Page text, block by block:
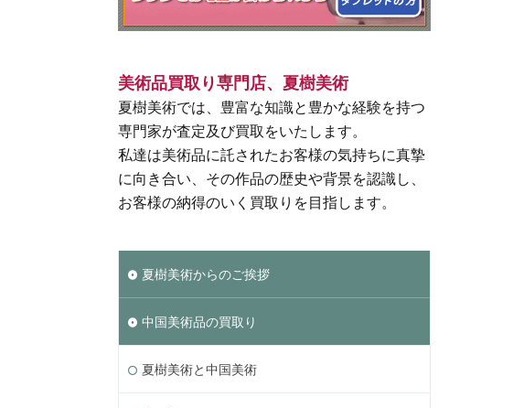
美術品買取り専門店、夏樹美術
夏樹美術では、豊富な知識と豊かな経験を持つ
専門家が査定及び買取をいたします。
私達は美術品に託されたお客様の気持ちに真摯
に向き合い、その作品の歴史や背景を認識し、
お客様の納得のいく買取りを目指します。
夏樹美術からのご挨拶
中国美術品の買取り
夏樹美術と中国美術